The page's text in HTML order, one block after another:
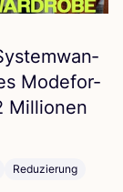
Mode­for­
Mil­lio­nen
Reduzierung